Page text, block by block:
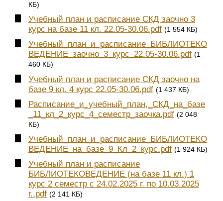
КБ)
Учебный план и расписание СКД заочно 3
курс на базе 11 кл. 22.05-30.06.pdf (1 554 КБ)
Учебный_план_и_расписание_БИБЛИОТЕКО
ВЕДЕНИЕ_заочно_3_курс_22.05-30.06.pdf (1
460 КБ)
Учебный план и расписание СКД заочно на
базе 9 кл. 4 курс 22.05-30.06.pdf (1 437 КБ)
Расписание_и_учебный_план,_СКД_на_базе
_11_кл_2_курс_4_семестр_заочка.pdf (2 048
КБ)
Учебный_план_и_расписание_БИБЛИОТЕКО
ВЕДЕНИЕ_на_базе_9_Кл_2_курс.pdf (1 924 КБ)
Учебный план и расписание
БИБЛИОТЕКОВЕДЕНИЕ (на базе 11 кл.) 1
курс 2 семестр с 24.02.2025 г. по 10.03.2025
г..pdf (2 141 КБ)